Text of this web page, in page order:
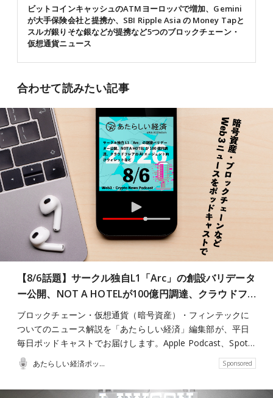
ビットコインキャッシュのATMヨーロッパで増加、Gemini
が大手保険会社と提携か、SBI Ripple Asia の Money Tapと
スルガ銀りそな銀などが提携など5つのブロックチェーン・
仮想通貨ニュース
合わせて読みたい記事
【8/6話題】サークル独自L1「Arc」の創設バリデータ
ー公開、NOT A HOTELが100億円調達、クラウドフ…
ブロックチェーン・仮想通貨（暗号資産）・フィンテックに
ついてのニュース解説を「あたらしい経済」編集部が、平日
毎日ポッドキャストでお届けします。Apple Podcast、Spot…
あたらしい経済ポッドキャスト Sponsored